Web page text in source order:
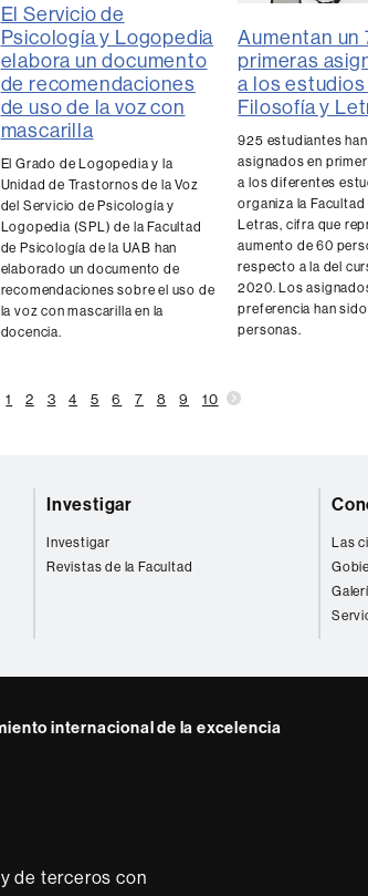
de terceros con
El Servicio de
Psicología y Logopedia
elabora un documento
de recomendaciones
de uso de la voz con
mascarilla
El Grado de Logopedia y la
Unidad de Trastornos de la Voz
del Servicio de Psicología y
Logopedia (SPL) de la Facultad
de Psicología de la UAB han
elaborado un documento de
recomendaciones sobre el uso de
la voz con mascarilla en la
docencia.
Aumentan un
primeras
a los estudios
Filosofía y
925 estudiantes
asignados en
a los diferentes
organiza la
Letras, cifra que
aumento de 60
respecto a la del
2020. Los
preferencia han sido
personas.
1 2 3 4 5 6 7 8 9 10
Investigar
Investigar
Revistas de la Facultad
Las
internacional de la excelencia
Euraxess